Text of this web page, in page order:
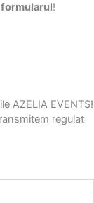
!
AZELIA EVENTS!
regulat